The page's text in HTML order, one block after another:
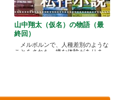
山中翔太（仮名）の物語（最
終回）
メルボルンで、人種差別のような
ことをされた、嫌な体験がありま